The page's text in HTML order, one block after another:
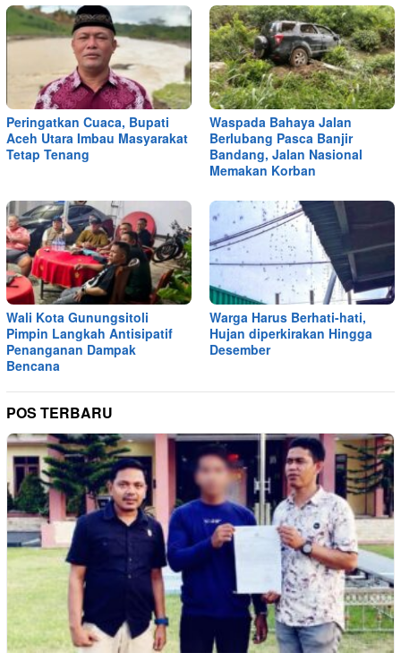
Peringatkan Cuaca, Bupati
Aceh Utara Imbau Masyarakat
Tetap Tenang
Waspada Bahaya Jalan
Berlubang Pasca Banjir
Bandang, Jalan Nasional
Memakan Korban
Wali Kota Gunungsitoli
Pimpin Langkah Antisipatif
Penanganan Dampak
Bencana
Warga Harus Berhati-hati,
Hujan diperkirakan Hingga
Desember
POS TERBARU